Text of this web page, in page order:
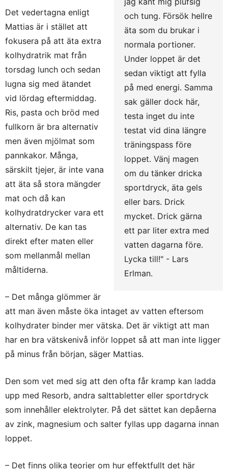
och tung. Försök hellre
äta som du brukar i
normala portioner.
Under loppet är det
sedan viktigt att fylla
på med energi. Samma
sak gäller dock här,
testa inget du inte
testat vid dina längre
träningspass före
loppet. Vänj magen
om du tänker dricka
sportdryck, äta gels
eller bars. Drick
mycket. Drick gärna
ett par liter extra med
vatten dagarna före.
Lycka till!" - Lars
Erlman.
Det vedertagna enligt
Mattias är i stället att
fokusera på att äta extra
kolhydratrik mat från
torsdag lunch och sedan
lugna sig med ätandet
vid lördag eftermiddag.
Ris, pasta och bröd med
fullkorn är bra alternativ
men även mjölmat som
pannkakor. Många,
särskilt tjejer, är inte vana
att äta så stora mängder
mat och då kan
kolhydratdrycker vara ett
alternativ. De kan tas
direkt efter maten eller
som mellanmål mellan
måltiderna.
– Det många glömmer är
att man även måste öka intaget av vatten eftersom
kolhydrater binder mer vätska. Det är viktigt att man
har en bra vätskenivå inför loppet så att man inte ligger
på minus från början, säger Mattias.
Den som vet med sig att den ofta får kramp kan ladda
upp med Resorb, andra salttabletter eller sportdryck
som innehåller elektrolyter. På det sättet kan depåerna
av zink, magnesium och salter fyllas upp dagarna innan
loppet.
– Det finns olika teorier om hur effektfullt det här